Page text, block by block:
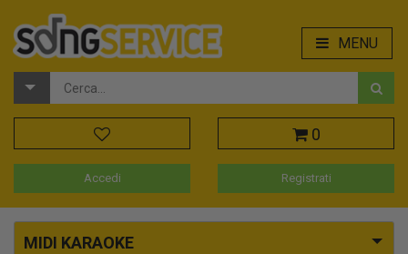
MENU
0
Accedi Registrati
MIDI KARAOKE